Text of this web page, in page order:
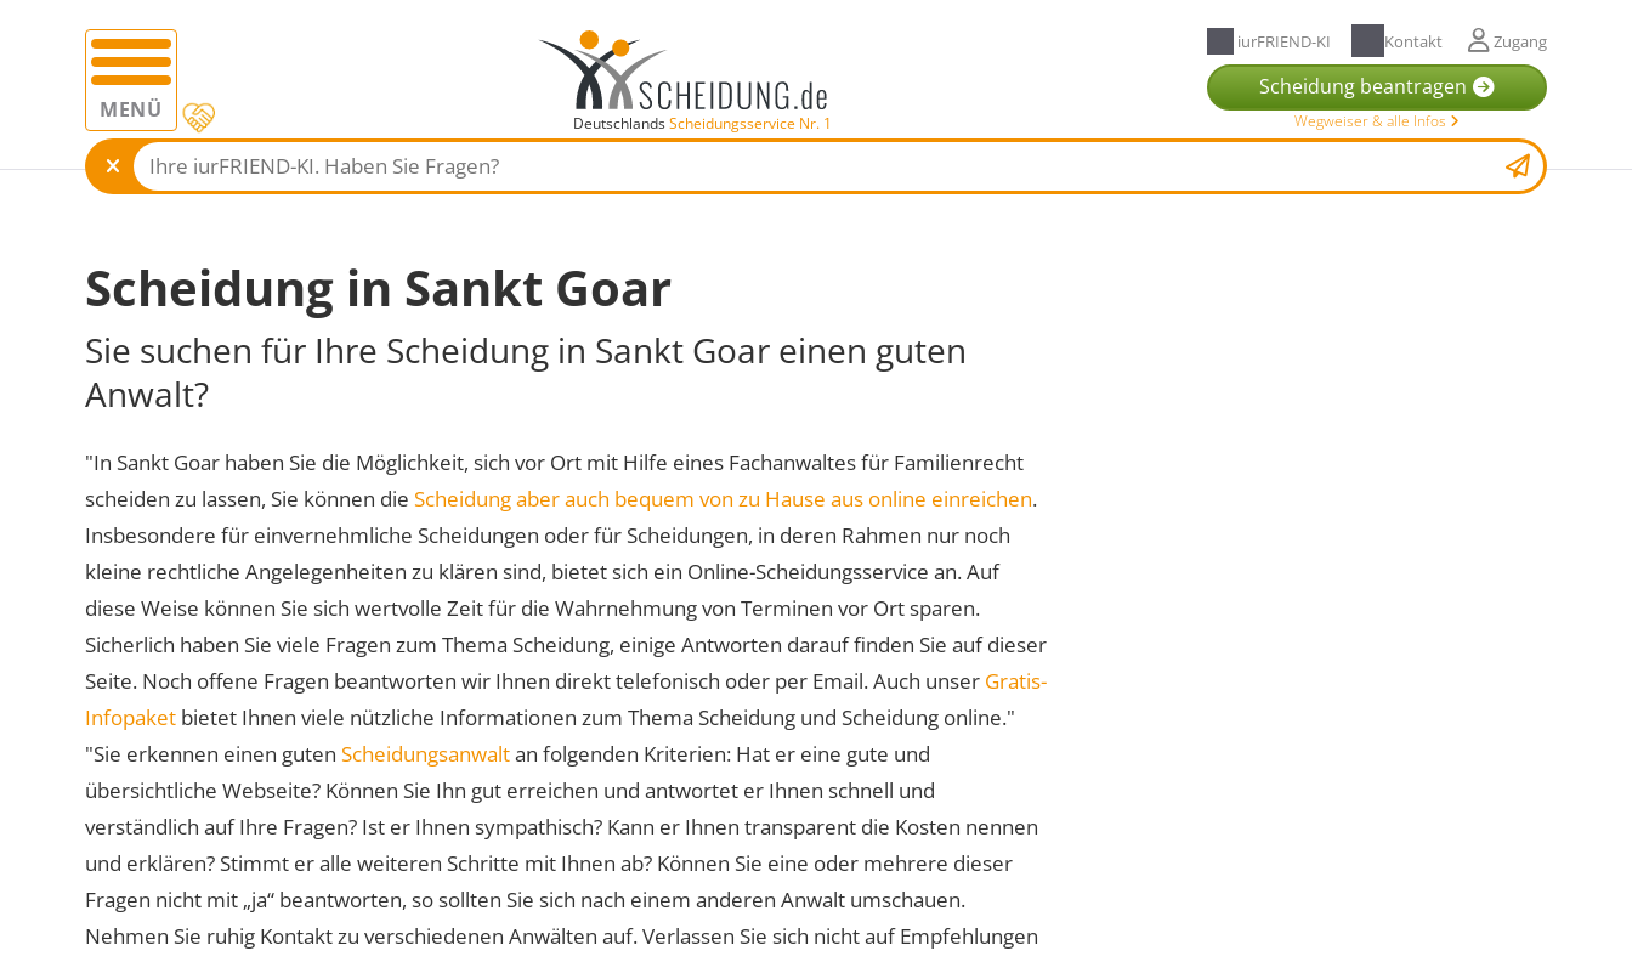
MENÜ DeutschlandsScheidungsservice Nr. 1
iurFRIEND-KI Kontakt Zugang
Scheidung beantragen
Wegweiser & alle Infos
Scheidung in Sankt Goar
Sie suchen für Ihre Scheidung in Sankt Goar einen guten
Anwalt?
"In Sankt Goar haben Sie die Möglichkeit, sich vor Ort mit Hilfe eines Fachanwaltes für Familienrecht
scheiden zu lassen, Sie können die Scheidung aber auch bequem von zu Hause aus online einreichen.
Insbesondere für einvernehmliche Scheidungen oder für Scheidungen, in deren Rahmen nur noch
kleine rechtliche Angelegenheiten zu klären sind, bietet sich ein Online-Scheidungsservice an. Auf
diese Weise können Sie sich wertvolle Zeit für die Wahrnehmung von Terminen vor Ort sparen.
Sicherlich haben Sie viele Fragen zum Thema Scheidung, einige Antworten darauf finden Sie auf dieser
Seite. Noch offene Fragen beantworten wir Ihnen direkt telefonisch oder per Email. Auch unser Gratis-
Infopaket bietet Ihnen viele nützliche Informationen zum Thema Scheidung und Scheidung online."
"Sie erkennen einen guten Scheidungsanwaltan folgenden Kriterien: Hat er eine gute und
übersichtliche Webseite? Können Sie Ihn gut erreichen und antwortet er Ihnen schnell und
verständlich auf Ihre Fragen? Ist er Ihnen sympathisch? Kann er Ihnen transparent die Kosten nennen
und erklären? Stimmt er alle weiteren Schritte mit Ihnen ab? Können Sie eine oder mehrere dieser
Fragen nicht mit „ja“ beantworten, so sollten Sie sich nach einem anderen Anwalt umschauen.
Nehmen Sie ruhig Kontakt zu verschiedenen Anwälten auf. Verlassen Sie sich nicht auf Empfehlungen